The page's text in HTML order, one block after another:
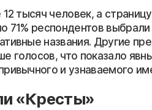
тысяч человек, а
71% респондентов выбрали
названия. Другие
голосов, что показало
и узнаваемого
«Кресты»